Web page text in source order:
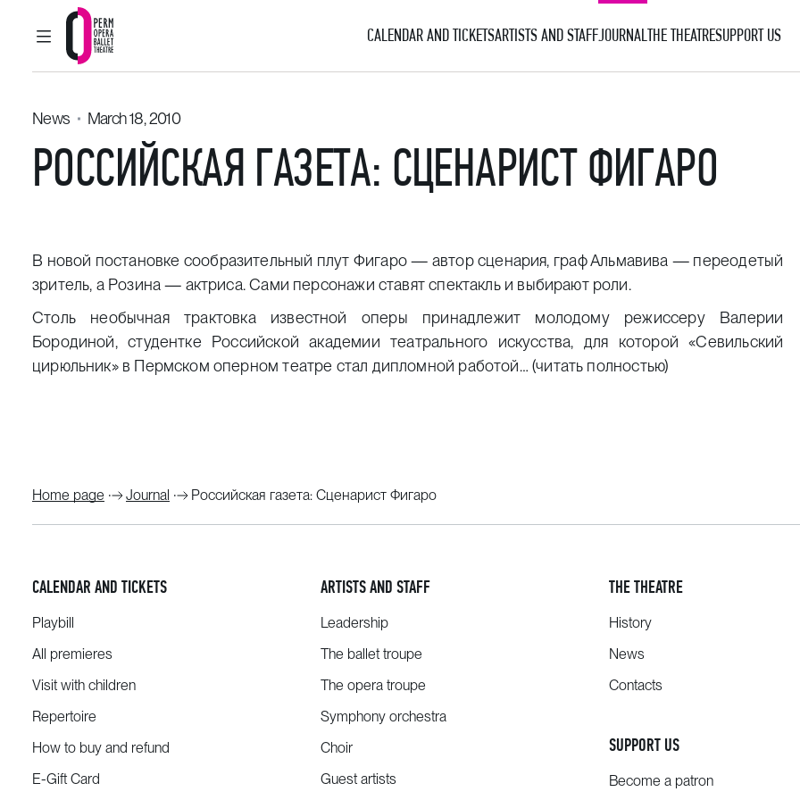
MAIN MENU
Perm Opera and Ballet Theatre
CALENDAR AND TICKETSARTISTS AND STAFFJOURNALTHE THEATRESUPPORT US
News March 18, 2010
РОССИЙCКАЯ ГАЗЕТА: СЦЕНАРИСТ ФИГАРО
В новой постановке сообразительный плут Фигаро — автор сценария, граф Альмавива — переодетый
зритель, а Розина — актриса. Сами персонажи ставят спектакль и выбирают роли.
Столь необычная трактовка известной оперы принадлежит молодому режиссеру Валерии
Бородиной, студентке Российской академии театрального искусства, для которой «Севильский
цирюльник» в Пермском оперном театре стал дипломной работой… (читать полностью)
Home page Journal Российcкая газета: Сценарист Фигаро
CALENDAR AND TICKETS
Playbill
All premieres
Visit with children
Repertoire
How to buy and refund
E-Gift Card
ARTISTS AND STAFF
Leadership
The ballet troupe
The opera troupe
Symphony orchestra
Choir
Guest artists
THE THEATRE
History
News
Contacts
SUPPORT US
Become a patron